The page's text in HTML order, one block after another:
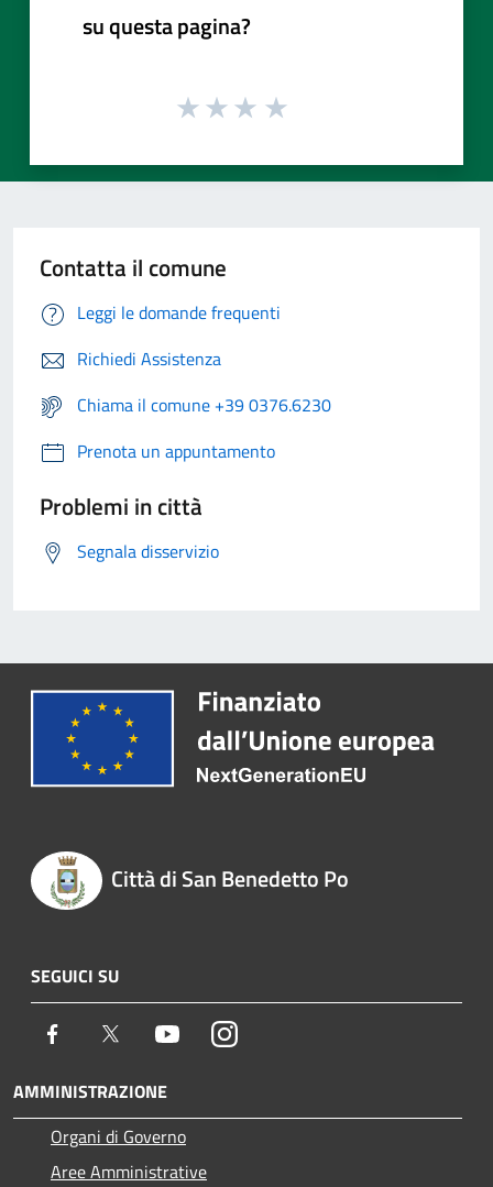
su questa pagina?
Contatta il comune
Leggi le domande frequenti
Richiedi Assistenza
Chiama il comune +39 0376.6230
Prenota un appuntamento
Problemi in città
Segnala disservizio
Città di San Benedetto Po
SEGUICI SU
Facebook Twitter YoutubeInstagram
AMMINISTRAZIONE
Organi di Governo
Aree Amministrative